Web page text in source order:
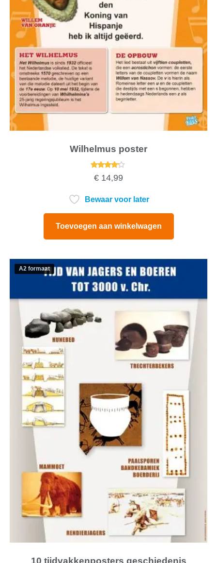
Wilhelmus poster
Gewaardeerd
4.00
€ 14,99
Bewaar voor later
Toevoegen aan winkelwagen
A2 formaat
10 tijdvakkenposters geschiedenis